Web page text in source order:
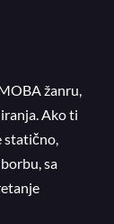
žanru,
Ako ti
sa